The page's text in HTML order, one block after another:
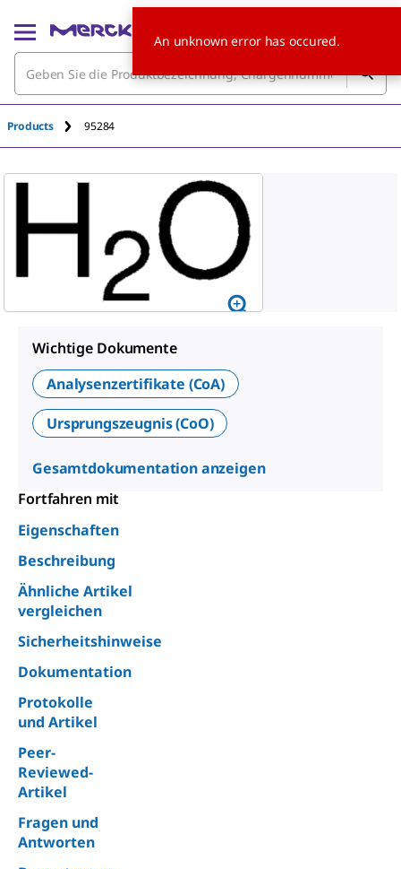
Products 95284
Wichtige Dokumente
Analysenzertifikate (CoA)
Ursprungszeugnis (CoO)
Gesamtdokumentation anzeigen
Fortfahren mit
Eigenschaften
Beschreibung
Ähnliche Artikel
vergleichen
Sicherheitshinweise
Dokumentation
Protokolle
und Artikel
Peer-
Reviewed-
Artikel
Fragen und
Antworten
An unknown error has occured.